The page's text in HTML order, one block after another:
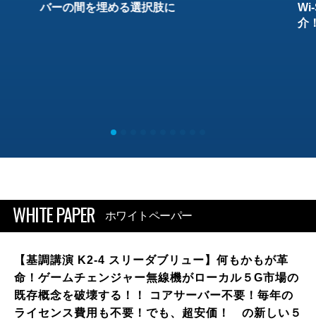
バーの間を埋める選択肢に
介
WHITE PAPER ホワイトペーパー
【基調講演 K2-4 スリーダブリュー】何もかもが革
命！ゲームチェンジャー無線機がローカル５G市場の
既存概念を破壊する！！ コアサーバー不要！毎年の
ライセンス費用も不要！でも、超安価！ の新しい５